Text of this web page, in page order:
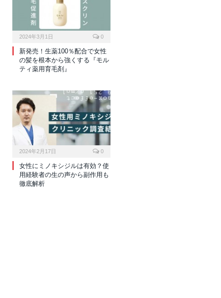
2024年3月1日 0
新発売！生薬100％配合で女性
の髪を根本から強くする『モル
ティ薬用育毛剤』
2024年2月17日 0
女性にミノキシジルは有効？使
用経験者の生の声から副作用も
徹底解析